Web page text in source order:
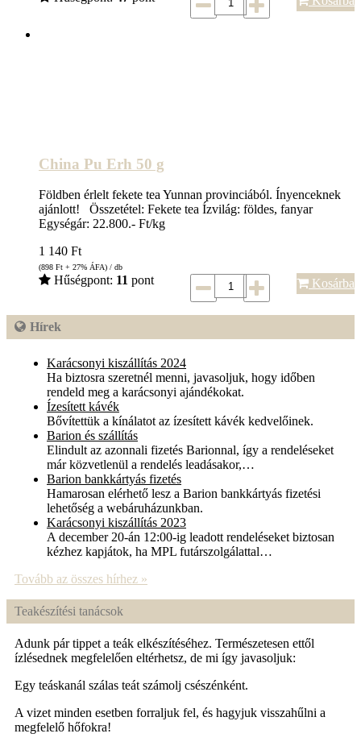
China Pu Erh 50 g
Földben érlelt fekete tea Yunnan provinciából. Ínyenceknek
ajánlott! Összetétel: Fekete tea Ízvilág: földes, fanyar
Egységár: 22.800.- Ft/kg
1 140 Ft
(898 Ft + 27% ÁFA) / db
Hűségpont: 11 pont Kosárba
Hírek
Karácsonyi kiszállítás 2024
Ha biztosra szeretnél menni, javasoljuk, hogy időben
rendeld meg a karácsonyi ajándékokat.
Ízesített kávék
Bővítettük a kínálatot az ízesített kávék kedvelőinek.
Barion és szállítás
Elindult az azonnali fizetés Barionnal, így a rendeléseket
már közvetlenül a rendelés leadásakor,…
Barion bankkártyás fizetés
Hamarosan elérhető lesz a Barion bankkártyás fizetési
lehetőség a webáruházunkban.
Karácsonyi kiszállítás 2023
A december 20-án 12:00-ig leadott rendeléseket biztosan
kézhez kapjátok, ha MPL futárszolgálattal…
Tovább az összes hírhez »
Teakészítési tanácsok
Adunk pár tippet a teák elkészítéséhez. Természetesen ettől
ízlésednek megfelelően eltérhetsz, de mi így javasoljuk:
Egy teáskanál szálas teát számolj csészénként.
A vizet minden esetben forraljuk fel, és hagyjuk visszahűlni a
megfelelő hőfokra!